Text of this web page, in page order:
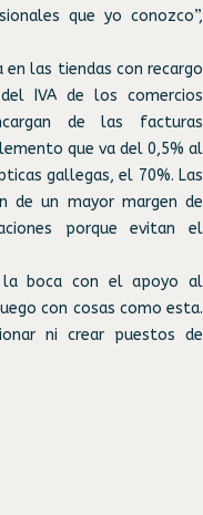
que yo conozco”,
las tiendas con recargo
IVA de los comercios
de las facturas
que va del 0,5% al
gallegas, el 70%. Las
de un mayor margen de
porque evitan el
la boca con el apoyo al
con cosas como esta.
ni crear puestos de